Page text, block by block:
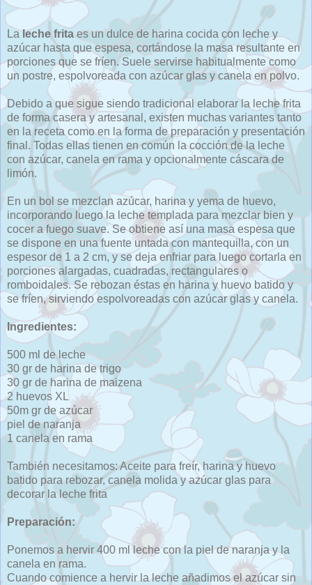
La leche frita es un dulce de harina cocida con leche y
azúcar hasta que espesa, cortándose la masa resultante en
porciones que se fríen. Suele servirse habitualmente como
un postre, espolvoreada con azúcar glas y canela en polvo.
Debido a que sigue siendo tradicional elaborar la leche frita
de forma casera y artesanal, existen muchas variantes tanto
en la receta como en la forma de preparación y presentación
final. Todas ellas tienen en común la cocción de la leche
con azúcar, canela en rama y opcionalmente cáscara de
limón.
En un bol se mezclan azúcar, harina y yema de huevo,
incorporando luego la leche templada para mezclar bien y
cocer a fuego suave. Se obtiene así una masa espesa que
se dispone en una fuente untada con mantequilla, con un
espesor de 1 a 2 cm, y se deja enfriar para luego cortarla en
porciones alargadas, cuadradas, rectangulares o
romboidales. Se rebozan éstas en harina y huevo batido y
se fríen, sirviendo espolvoreadas con azúcar glas y canela.
Ingredientes:
500 ml de leche
30 gr de harina de trigo
30 gr de harina de maizena
2 huevos XL
50m gr de azúcar
piel de naranja
1 canela en rama
También necesitamos: Aceite para freír, harina y huevo
batido para rebozar, canela molida y azúcar glas para
decorar la leche frita
Preparación:
Ponemos a hervir 400 ml leche con la piel de naranja y la
canela en rama.
Cuando comience a hervir la leche añadimos el azúcar sin